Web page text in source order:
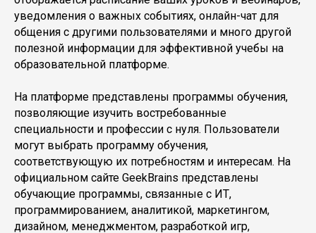
уведомления о важных событиях, онлайн-чат для
общения с другими пользователями и много другой
полезной информации для эффективной учебы на
образовательной платформе.
На платформе представлены программы обучения,
позволяющие изучить востребованные
специальности и профессии с нуля. Пользователи
могут выбрать программу обучения,
соответствующую их потребностям и интересам. На
официальном сайте GeekBrains представлены
обучающие программы, связанные с ИТ,
программированием, аналитикой, маркетингом,
дизайном, менеджментом, разработкой игр,